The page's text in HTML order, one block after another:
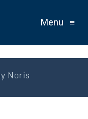
Menu ≡
Noris